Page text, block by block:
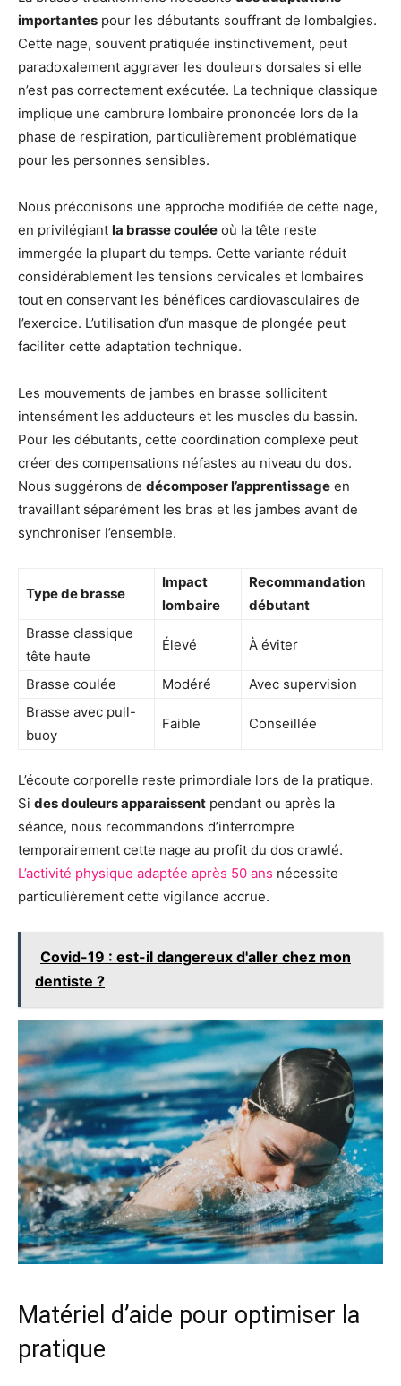
importantes pour les débutants souffrant de lombalgies.
Cette nage, souvent pratiquée instinctivement, peut
paradoxalement aggraver les douleurs dorsales si elle
n’est pas correctement exécutée. La technique classique
implique une cambrure lombaire prononcée lors de la
phase de respiration, particulièrement problématique
pour les personnes sensibles.
Nous préconisons une approche modifiée de cette nage,
en privilégiant la brasse coulée où la tête reste
immergée la plupart du temps. Cette variante réduit
considérablement les tensions cervicales et lombaires
tout en conservant les bénéfices cardiovasculaires de
l’exercice. L’utilisation d’un masque de plongée peut
faciliter cette adaptation technique.
Les mouvements de jambes en brasse sollicitent
intensément les adducteurs et les muscles du bassin.
Pour les débutants, cette coordination complexe peut
créer des compensations néfastes au niveau du dos.
Nous suggérons de décomposer l’apprentissage en
travaillant séparément les bras et les jambes avant de
synchroniser l’ensemble.
Type de brasse
Impact
lombaire
Recommandation
débutant
Brasse classique
tête haute
Élevé À éviter
Brasse coulée Modéré
Avec supervision
Brasse avec pull-
buoy
Faible Conseillée
L’écoute corporelle reste primordiale lors de la pratique.
Si des douleurs apparaissent pendant ou après la
séance, nous recommandons d’interrompre
temporairement cette nage au profit du dos crawlé.
L’activité physique adaptée après 50 ans nécessite
particulièrement cette vigilance accrue.
Covid-19 : est-il dangereux d'aller chez mon
dentiste ?
Matériel d’aide pour optimiser la
pratique